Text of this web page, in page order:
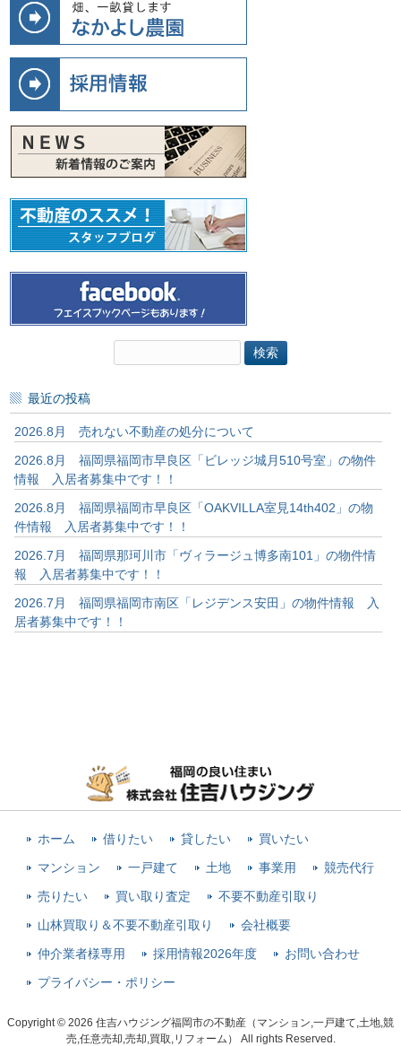
最近の投稿
2026.8月 売れない不動産の処分について
2026.8月 福岡県福岡市早良区「ビレッジ城月510号室」の物件
情報 入居者募集中です！！
2026.8月 福岡県福岡市早良区「OAKVILLA室見14th402」の物
件情報 入居者募集中です！！
2026.7月 福岡県那珂川市「ヴィラージュ博多南101」の物件情
報 入居者募集中です！！
2026.7月 福岡県福岡市南区「レジデンス安田」の物件情報 入
居者募集中です！！
ホーム 借りたい 貸したい 買いたい
マンション 一戸建て 土地 事業用 競売代行
売りたい 買い取り査定 不要不動産引取り
山林買取り＆不要不動産引取り 会社概要
仲介業者様専用 採用情報2026年度 お問い合わせ
プライバシー・ポリシー
Copyright © 2026 住吉ハウジング福岡市の不動産（マンション,一戸建て,土地,競
売,任意売却,売却,買取,リフォーム） All rights Reserved.